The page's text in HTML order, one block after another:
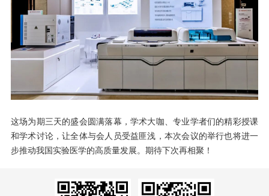
这场为期三天的盛会圆满落幕，学术大咖、专业学者们的精彩授课
和学术讨论，让全体与会人员受益匪浅，本次会议的举行也将进一
步推动我国实验医学的高质量发展。期待下次再相聚！